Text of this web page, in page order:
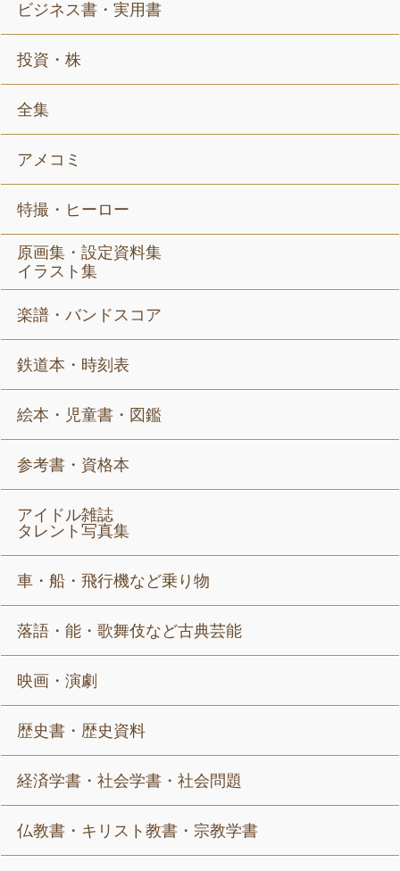
ビジネス書・実用書
投資・株
全集
アメコミ
特撮・ヒーロー
原画集・設定資料集
イラスト集
楽譜・バンドスコア
鉄道本・時刻表
絵本・児童書・図鑑
参考書・資格本
アイドル雑誌
タレント写真集
車・船・飛行機など乗り物
落語・能・歌舞伎など古典芸能
映画・演劇
歴史書・歴史資料
経済学書・社会学書・社会問題
仏教書・キリスト教書・宗教学書